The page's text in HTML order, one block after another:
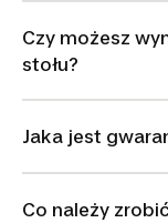
Czy możesz
stołu?
Jaka jest
Co należy